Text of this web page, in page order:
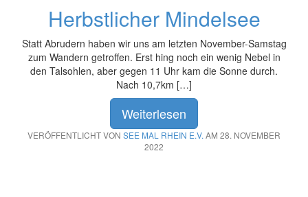
Herbstlicher Mindelsee
Statt Abrudern haben wir uns am letzten November-Samstag
zum Wandern getroffen. Erst hing noch ein wenig Nebel in
den Talsohlen, aber gegen 11 Uhr kam die Sonne durch.
Nach 10,7km […]
Weiterlesen
VERÖFFENTLICHT VON SEE MAL RHEIN E.V. AM 28. NOVEMBER
2022